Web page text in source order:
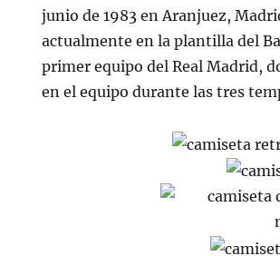
junio de 1983 en Aranjuez,
actualmente en la plantilla del
primer equipo del Real Madrid,
en el equipo durante las tres